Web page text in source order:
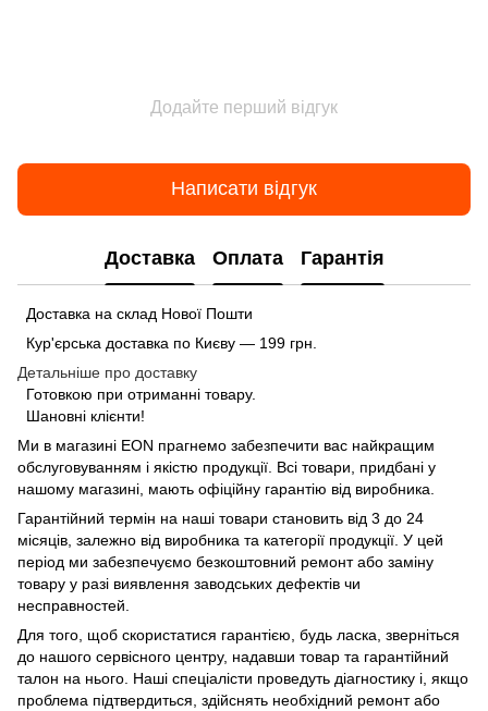
Додайте перший відгук
Написати відгук
Доставка Оплата Гарантія
Доставка на склад Нової Пошти
Кур'єрська доставка по Києву — 199 грн.
Детальніше про доставку
Готовкою при отриманні товару.
Шановні клієнти!
Ми в магазині EON прагнемо забезпечити вас найкращим
обслуговуванням і якістю продукції. Всі товари, придбані у
нашому магазині, мають офіційну гарантію від виробника.
Гарантійний термін на наші товари становить від 3 до 24
місяців, залежно від виробника та категорії продукції. У цей
період ми забезпечуємо безкоштовний ремонт або заміну
товару у разі виявлення заводських дефектів чи
несправностей.
Для того, щоб скористатися гарантією, будь ласка, зверніться
до нашого сервісного центру, надавши товар та гарантійний
талон на нього. Наші спеціалісти проведуть діагностику і, якщо
проблема підтвердиться, здійснять необхідний ремонт або